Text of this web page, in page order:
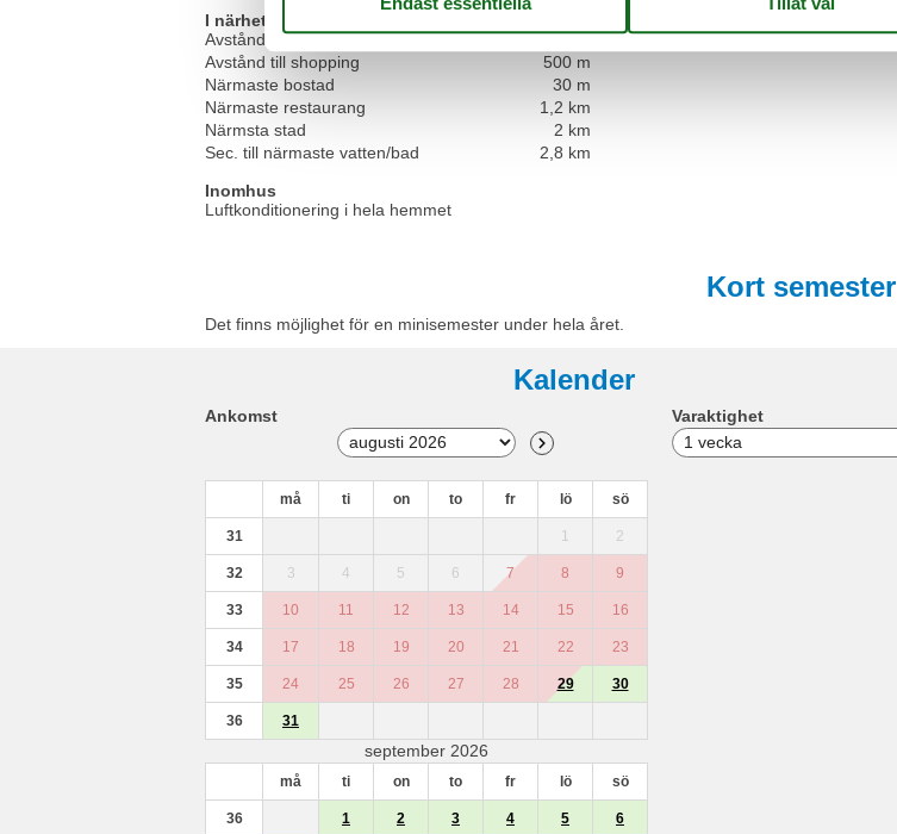
I närheten
Avstånd flygplats PUY
1 m
Avstånd till shopping
500 m
Närmaste bostad
30 m
Närmaste restaurang
1,2 km
Närmsta stad
2 km
Sec. till närmaste vatten/bad
2,8 km
Inomhus
Luftkonditionering i hela hemmet
Kort semester
Det finns möjlighet för en minisemester under hela året.
Kalender
Ankomst
må ti on to fr lö sö
31 1 2
32 3 4 5 6 7 8 9
33 10 11 12 13 14 15 16
34 17 18 19 20 21 22 23
35 24 25 26 27 28 29 30
36 31
september 2026
må ti on to fr lö sö
36 1 2 3 4 5 6
Varaktighet